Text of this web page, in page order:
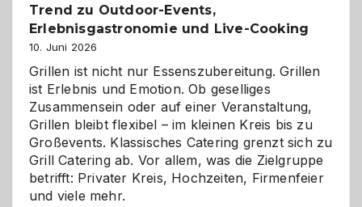
Trend zu Outdoor-Events,
Erlebnisgastronomie und Live-Cooking
10. Juni 2026
Grillen ist nicht nur Essenszubereitung. Grillen
ist Erlebnis und Emotion. Ob geselliges
Zusammensein oder auf einer Veranstaltung,
Grillen bleibt flexibel – im kleinen Kreis bis zu
Großevents. Klassisches Catering grenzt sich zu
Grill Catering ab. Vor allem, was die Zielgruppe
betrifft: Privater Kreis, Hochzeiten, Firmenfeier
und viele mehr.